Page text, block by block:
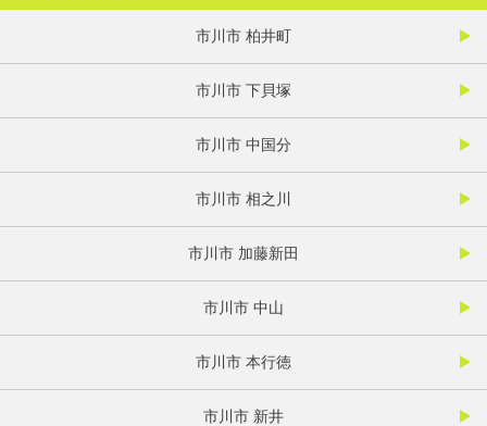
市川市 柏井町
市川市 下貝塚
市川市 中国分
市川市 相之川
市川市 加藤新田
市川市 中山
市川市 本行徳
市川市 新井